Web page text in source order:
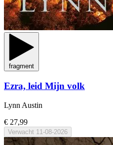
fragment
Ezra, leid Mijn volk
Lynn Austin
€ 27,99
Verwacht 11-08-2026